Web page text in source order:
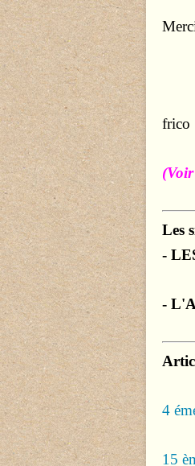
frico
Les
-
-
4
15